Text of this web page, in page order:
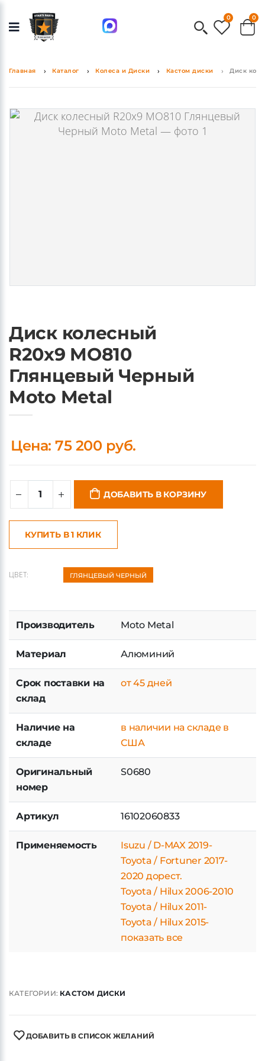
0 0
Главная Каталог Колеса и Диски Кастом диски Диск
Диск колесный
R20x9 MO810
Глянцевый Черный
Moto Metal
Цена: 75 200 руб.
ДОБАВИТЬ В КОРЗИНУ
КУПИТЬ В 1 КЛИК
ЦВЕТ: ГЛЯНЦЕВЫЙ ЧЕРНЫЙ
Производитель Moto Metal
Материал Алюминий
Срок поставки на
склад
от 45 дней
Наличие на
складе
в наличии на складе в
США
Оригинальный
номер
S0680
Артикул 16102060833
Применяемость
Isuzu / D-MAX 2019-
Toyota / Fortuner 2017-
2020 дорест.
Toyota / Hilux 2006-2010
Toyota / Hilux 2011-
Toyota / Hilux 2015-
показать все
КАТЕГОРИИ: КАСТОМ ДИСКИ
ДОБАВИТЬ В СПИСОК ЖЕЛАНИЙ